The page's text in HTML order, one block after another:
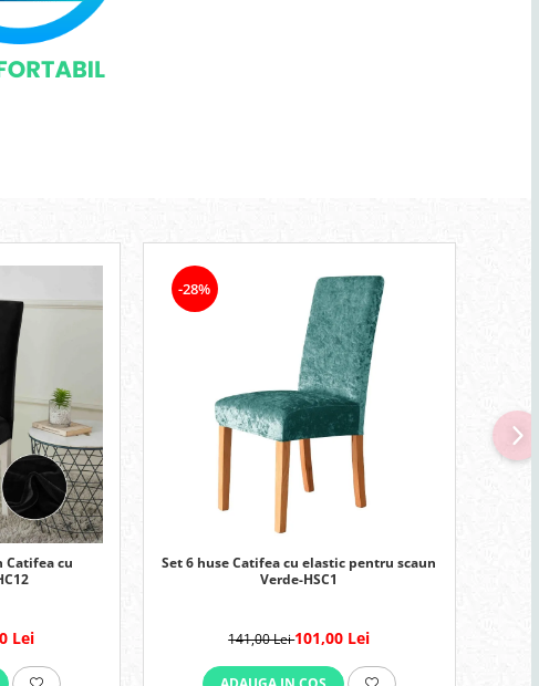
Catifea cu
Lei
-28%
Set 6 huse Catifea cu elastic pentru scaun
Verde-HSC1
141,00 Lei101,00 Lei
-